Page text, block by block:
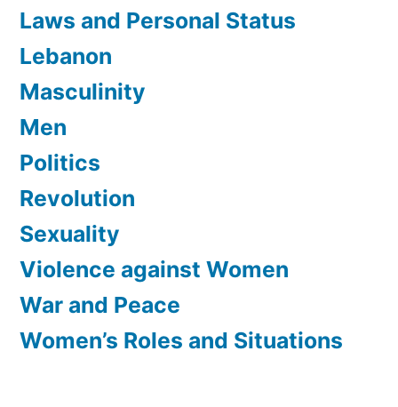
Laws and Personal Status
Lebanon
Masculinity
Men
Politics
Revolution
Sexuality
Violence against Women
War and Peace
Women’s Roles and Situations